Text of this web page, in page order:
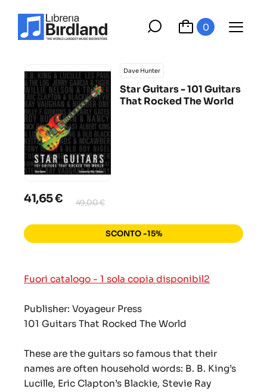
0
Dave Hunter
Star Guitars - 101 Guitars
That Rocked The World
41,65 € 49,00 €
SCONTO -15%
Fuori catalogo - 1 sola copia disponibil2
Publisher: Voyageur Press
101 Guitars That Rocked The World
These are the guitars so famous that their
names are often household words: B. B. King’s
Lucille, Eric Clapton’s Blackie, Stevie Ray